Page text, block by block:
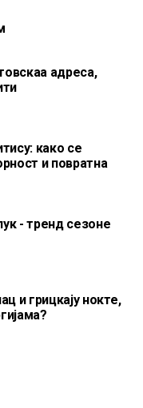
адреса,
како се
и повратна
- тренд сезоне
и грицкају нокте,